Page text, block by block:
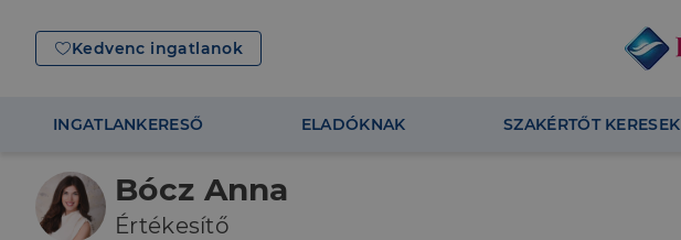
Kedvenc ingatlanok
INGATLANKERESŐ ELADÓKNAK SZAKÉRTŐT KERESEK
Bócz Anna
Értékesítő